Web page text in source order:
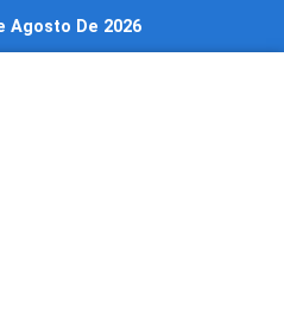
Agosto De 2026